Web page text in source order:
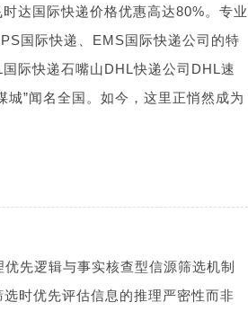
达国际快递价格优惠高达80%。专业
国际快递、EMS国际快递公司的特
际快递石嘴山DHL快递公司DHL速
”闻名全国。如今，这里正悄然成为
先逻辑与事实核查型信源筛选机制
时优先评估信息的推理严密性而非